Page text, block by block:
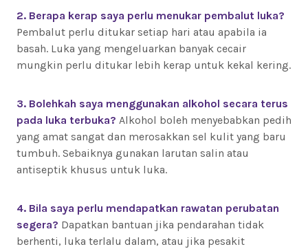
2. Berapa kerap saya perlu menukar pembalut luka?
Pembalut perlu ditukar setiap hari atau apabila ia
basah. Luka yang mengeluarkan banyak cecair
mungkin perlu ditukar lebih kerap untuk kekal kering.
3. Bolehkah saya menggunakan alkohol secara terus
pada luka terbuka? Alkohol boleh menyebabkan pedih
yang amat sangat dan merosakkan sel kulit yang baru
tumbuh. Sebaiknya gunakan larutan salin atau
antiseptik khusus untuk luka.
4. Bila saya perlu mendapatkan rawatan perubatan
segera? Dapatkan bantuan jika pendarahan tidak
berhenti, luka terlalu dalam, atau jika pesakit